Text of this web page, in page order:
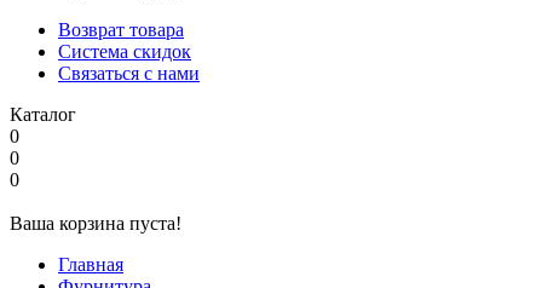
Возврат товара
Система скидок
Связаться с нами
Каталог
0
0
0
Ваша корзина пуста!
Главная